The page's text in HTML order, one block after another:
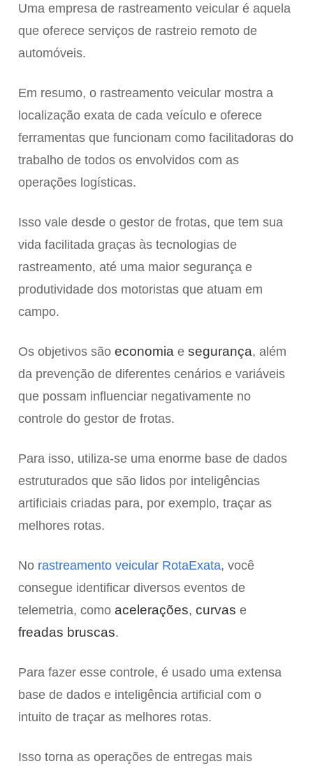
Uma empresa de rastreamento veicular é aquela
que oferece serviços de rastreio remoto de
automóveis.
Em resumo, o rastreamento veicular mostra a
localização exata de cada veículo e oferece
ferramentas que funcionam como facilitadoras do
trabalho de todos os envolvidos com as
operações logísticas.
Isso vale desde o gestor de frotas, que tem sua
vida facilitada graças às tecnologias de
rastreamento, até uma maior segurança e
produtividade dos motoristas que atuam em
campo.
Os objetivos são economia e segurança, além
da prevenção de diferentes cenários e variáveis
que possam influenciar negativamente no
controle do gestor de frotas.
Para isso, utiliza-se uma enorme base de dados
estruturados que são lidos por inteligências
artificiais criadas para, por exemplo, traçar as
melhores rotas.
No rastreamento veicular RotaExata, você
consegue identificar diversos eventos de
telemetria, como acelerações, curvas e
freadas bruscas.
Para fazer esse controle, é usado uma extensa
base de dados e inteligência artificial com o
intuito de traçar as melhores rotas.
Isso torna as operações de entregas mais